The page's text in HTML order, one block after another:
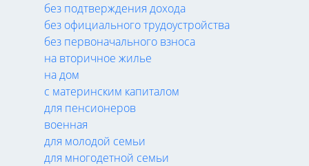
без подтверждения дохода
без официального трудоустройства
без первоначального взноса
на вторичное жилье
на дом
с материнским капиталом
для пенсионеров
военная
для молодой семьи
для многодетной семьи